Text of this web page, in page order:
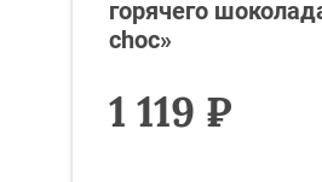
горячего
choc»
1 119 ₽